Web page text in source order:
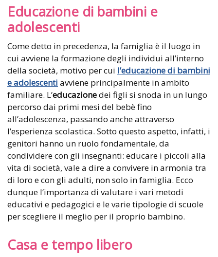
Educazione di bambini e
adolescenti
Come detto in precedenza, la famiglia è il luogo in
cui avviene la formazione degli individui all’interno
della società, motivo per cui l’educazione di bambini
e adolescenti avviene principalmente in ambito
familiare. L’educazionedei figli si snoda in un lungo
percorso dai primi mesi del bebè fino
all’adolescenza, passando anche attraverso
l’esperienza scolastica. Sotto questo aspetto, infatti, i
genitori hanno un ruolo fondamentale, da
condividere con gli insegnanti: educare i piccoli alla
vita di società, vale a dire a convivere in armonia tra
di loro e con gli adulti, non solo in famiglia. Ecco
dunque l’importanza di valutare i vari metodi
educativi e pedagogici e le varie tipologie di scuole
per scegliere il meglio per il proprio bambino.
Casa e tempo libero